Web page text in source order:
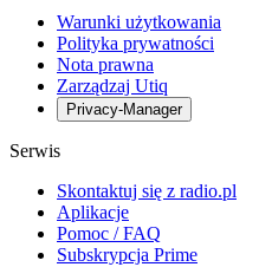
Warunki użytkowania
Polityka prywatności
Nota prawna
Zarządzaj Utiq
Privacy-Manager
Serwis
Skontaktuj się z radio.pl
Aplikacje
Pomoc / FAQ
Subskrypcja Prime